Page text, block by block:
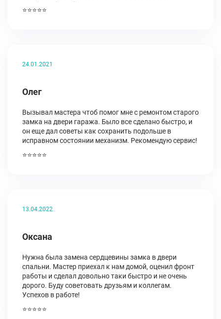
⭐⭐⭐⭐⭐
24.01.2021
Олег
Вызывал мастера чтоб помог мне с ремонтом старого
замка на двери гаража. Было все сделано быстро, и
он еще дал советы как сохранить подольше в
исправном состоянии механизм. Рекомендую сервис!
⭐⭐⭐⭐⭐
13.04.2022
Оксана
Нужна была замена сердцевины замка в двери
спальни. Мастер приехал к нам домой, оценил фронт
работы и сделал довольно таки быстро и не очень
дорого. Буду советовать друзьям и коллегам.
Успехов в работе!
⭐⭐⭐⭐⭐